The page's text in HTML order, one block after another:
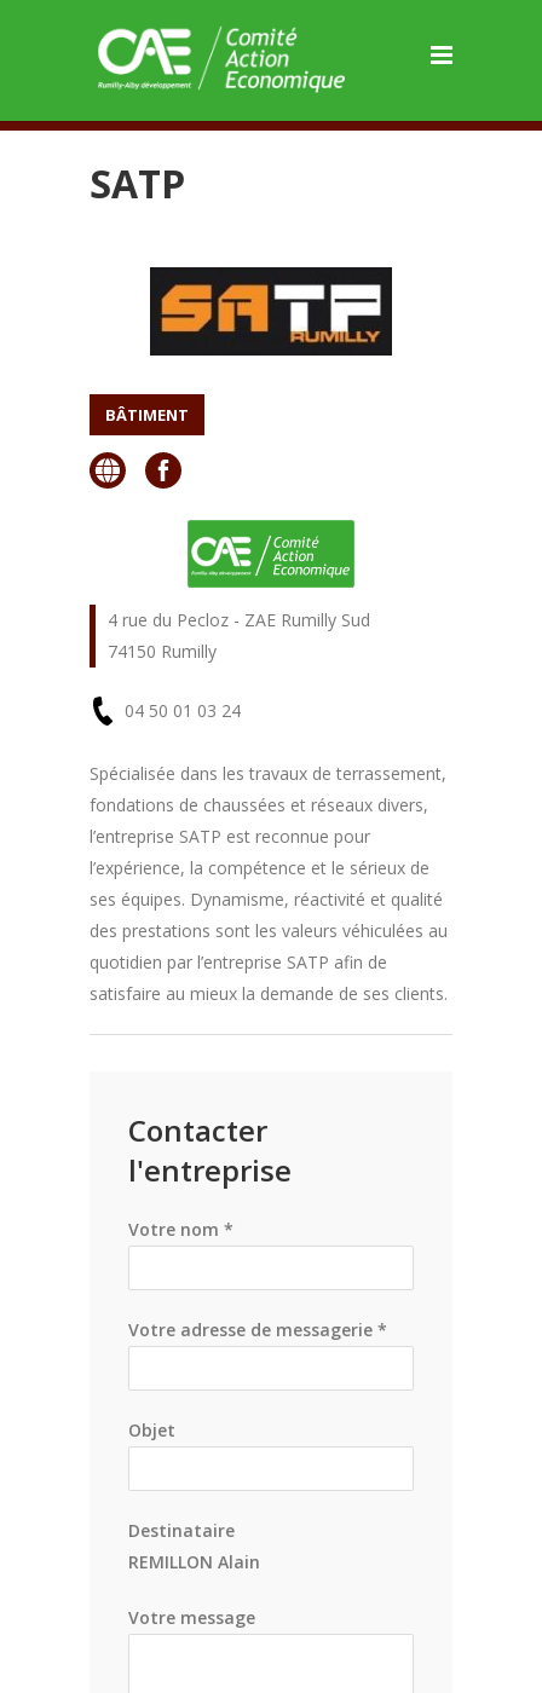
SATP
BÂTIMENT
4 rue du Pecloz - ZAE Rumilly Sud
74150 Rumilly
04 50 01 03 24
En
savoir
plus
Spécialisée dans les travaux de terrassement,
fondations de chaussées et réseaux divers,
l’entreprise SATP est reconnue pour
l’expérience, la compétence et le sérieux de
ses équipes. Dynamisme, réactivité et qualité
des prestations sont les valeurs véhiculées au
quotidien par l’entreprise SATP afin de
satisfaire au mieux la demande de ses clients.
Contacter
l'entreprise
Votre nom *
Votre adresse de messagerie *
Objet
Destinataire
REMILLON Alain
Votre message